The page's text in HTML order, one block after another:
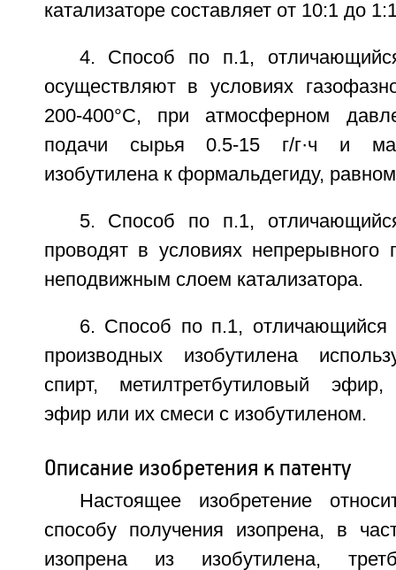
катализаторе составляет от 10:1 до
4. Способ по п.1,
осуществляют в условиях
200-400°С, при атмосферном
подачи сырья 0.5-15 г/г·ч и
изобутилена к формальдегиду,
5. Способ по п.1,
проводят в условиях непрерывного
неподвижным слоем катализатора.
6. Способ по п.1, отличающийся
производных изобутилена
спирт, метилтретбутиловый эфир,
эфир или их смеси с изобутиленом.
Описание изобретения к патенту
Настоящее изобретение
способу получения изопрена, в
изопрена из изобутилена,